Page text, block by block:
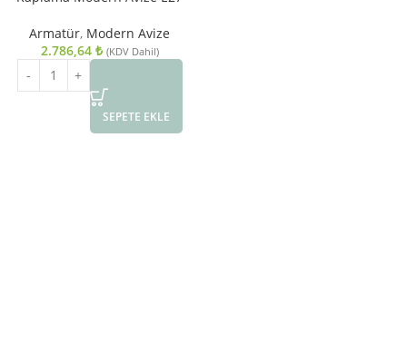
Armatür, Modern Avize
2.786,64 ₺ (KDV Dahil)
SEPETE EKLE